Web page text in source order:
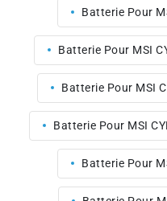
Batterie Pour
Batterie Pour MSI
Batterie Pour MSI
Batterie Pour MSI
Batterie Pour